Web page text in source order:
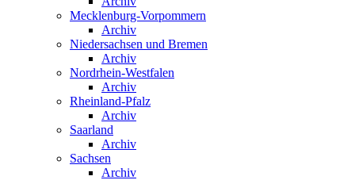
Mecklenburg-Vorpommern
Archiv
Niedersachsen und Bremen
Archiv
Nordrhein-Westfalen
Archiv
Rheinland-Pfalz
Archiv
Saarland
Archiv
Sachsen
Archiv